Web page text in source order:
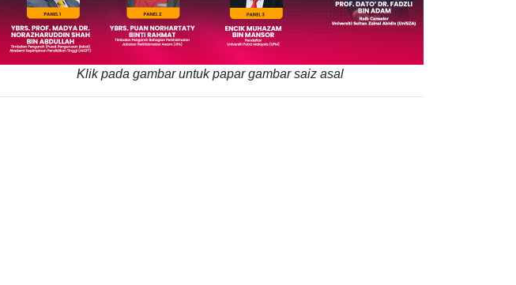
Klik pada gambar untuk papar gambar saiz asal